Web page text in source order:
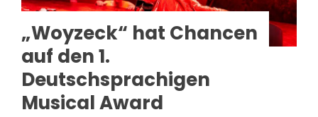
„Woyzeck“ hat Chancen
auf den 1.
Deutschsprachigen
Musical Award